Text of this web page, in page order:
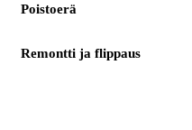
Poistoerä
Remontti ja flippaus